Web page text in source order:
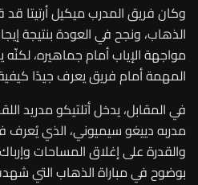
وكان فريق المدرب ميكيل أرتيتا قد
الذهاب، ونجح في العودة بنتيجة
مواجهة الإياب أمام جماهيره،
المهمة أمام فريق يعرف جيدًا كيفية
في المقابل، يدخل أتلتيكو مدريد
مدربه دييغو سيميوني، الذي يُعرف
والقدرة على إغلاق المساحات
بوضوح في مباراة الذهاب التي